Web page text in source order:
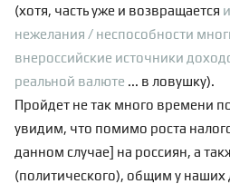
(хотя, часть уже и возвращается
нежелания / неспособности
внероссийские источники
реальной валюте ... в ловушку).
Пройдет не так много времени
увидим, что помимо роста
данном случае] на россиян, а
(политического), общим у наших